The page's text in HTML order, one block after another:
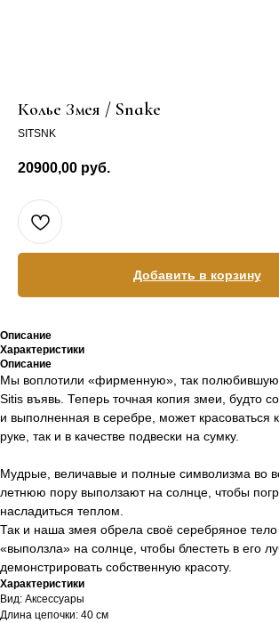
Колье Змея / Snake
SITSNK
20900,00 руб.
Добавить в корзину
Описание
Характеристики
Описание
Мы воплотили «фирменную», так
Sitis въявь. Теперь точная копия змеи, будто
и выполненная в серебре, может красоваться
руке, так и в качестве подвески на сумку.
Мудрые, величавые и полные символизма во
летнюю пору выползают на солнце, чтобы
насладиться теплом.
Так и наша змея обрела своё серебряное
«выползла» на солнце, чтобы блестеть в его
демонстрировать собственную красоту.
Характеристики
Вид: Аксессуары
Длина цепочки: 40 см